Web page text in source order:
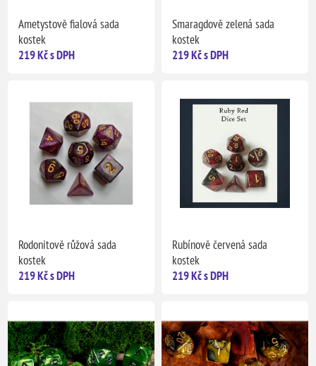
Ametystově fialová sada
kostek
219 Kč s DPH
Smaragdově zelená sada
kostek
219 Kč s DPH
Rodonitově růžová sada
kostek
219 Kč s DPH
Rubínově červená sada
kostek
219 Kč s DPH